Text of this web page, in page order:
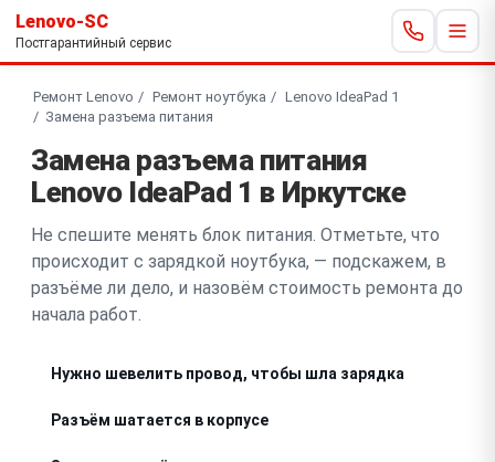
Lenovo-SC
Постгарантийный сервис
Ремонт Lenovo Ремонт ноутбука
Lenovo IdeaPad 1
Замена разъема питания
Замена разъема питания
Lenovo IdeaPad 1 в Иркутске
Не спешите менять блок питания. Отметьте, что
происходит с зарядкой ноутбука, — подскажем, в
разъёме ли дело, и назовём стоимость ремонта до
начала работ.
Нужно шевелить провод, чтобы шла зарядка
Разъём шатается в корпусе